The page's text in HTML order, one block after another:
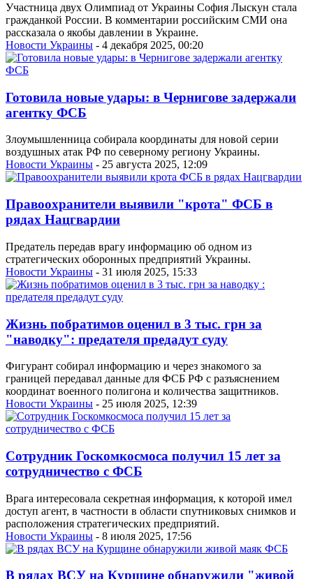
Участница двух Олимпиад от Украины София Лыскун стала
гражданкой России. В комментарии российским СМИ она
рассказала о якобы давлении в Украине.
Новости Украины - 4 декабря 2025, 00:20
Готовила новые удары: в Чернигове задержали
агентку ФСБ
Злоумышленница собирала координаты для новой серии
воздушных атак РФ по северному региону Украины.
Новости Украины - 25 августа 2025, 12:09
Правоохранители выявили "крота" ФСБ в
рядах Нацгвардии
Предатель передав врагу информацию об одном из
стратегических оборонных предприятий Украины.
Новости Украины - 31 июля 2025, 15:33
Жизнь побратимов оценил в 3 тыс. грн за
"наводку": предателя предадут суду
Фигурант собирал информацию и через знакомого за
границей передавал данные для ФСБ РФ с разъяснением
координат военного полигона и количества защитников.
Новости Украины - 25 июля 2025, 12:39
Сотрудник Госкомкосмоса получил 15 лет за
сотрудничество с ФСБ
Врага интересовала секретная информация, к которой имел
доступ агент, в частности в области спутниковых снимков и
расположения стратегических предприятий.
Новости Украины - 8 июля 2025, 17:56
В рядах ВСУ на Курщине обнаружили "живой